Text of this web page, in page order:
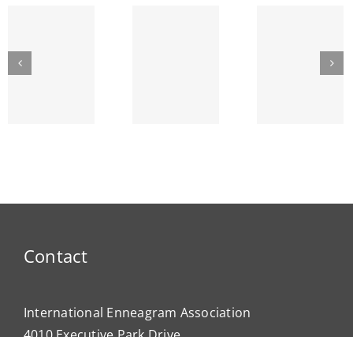
The
Lyre
Contact
International Enneagram Association